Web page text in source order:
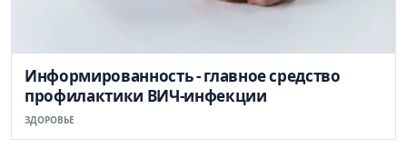
Информированность - главное средство
профилактики ВИЧ-инфекции
ЗДОРОВЬЕ